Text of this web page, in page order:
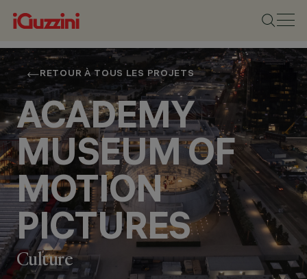
RETOUR À TOUS LES PROJETS
ACADEMY
MUSEUM OF
MOTION
PICTURES
Culture
EMPLACEMENT
LOS ANGELES, U.S.A